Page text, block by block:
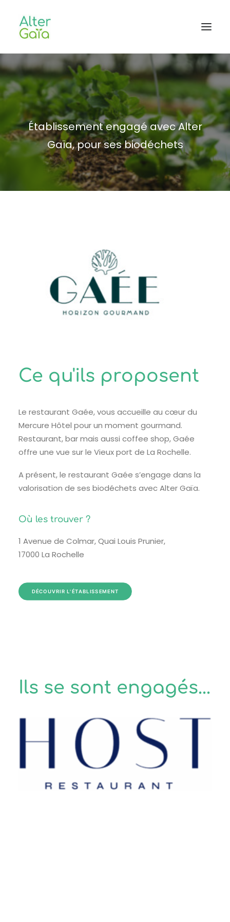
Accueil
Professionnels
Habitants
Blog
L’aventure
CONTACT
Établissement engagé avec Alter
Gaïa, pour ses biodéchets
Ce qu'ils proposent
Le restaurant Gaée, vous accueille au cœur du
Mercure Hôtel pour un moment gourmand.
Restaurant, bar mais aussi coffee shop, Gaée
offre une vue sur le Vieux port de La Rochelle.
A présent, le restaurant Gaée s’engage dans la
valorisation de ses biodéchets avec Alter Gaïa.
Où les trouver ?
1 Avenue de Colmar, Quai Louis Prunier,
17000 La Rochelle
DÉCOUVRIR L'ÉTABLISSEMENT
Ils se sont engagés...